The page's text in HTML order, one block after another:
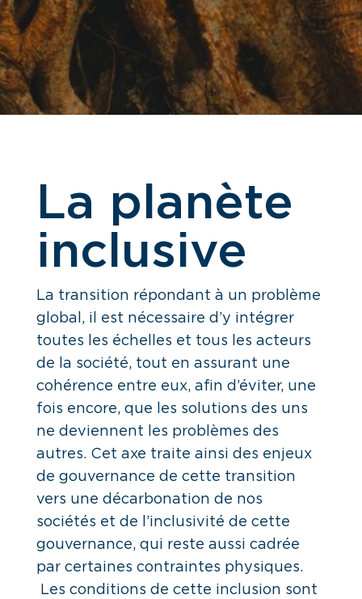
La planète
inclusive
La transition répondant à un problème
global, il est nécessaire d’y intégrer
toutes les échelles et tous les acteurs
de la société, tout en assurant une
cohérence entre eux, afin d’éviter, une
fois encore, que les solutions des uns
ne deviennent les problèmes des
autres. Cet axe traite ainsi des enjeux
de gouvernance de cette transition
vers une décarbonation de nos
sociétés et de l’inclusivité de cette
gouvernance, qui reste aussi cadrée
par certaines contraintes physiques.
Les conditions de cette inclusion sont